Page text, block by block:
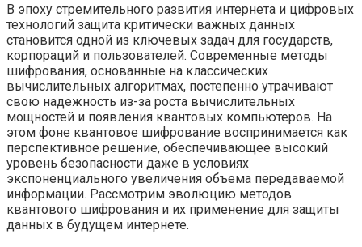
В эпоху стремительного развития интернета и цифровых
технологий защита критически важных данных
становится одной из ключевых задач для государств,
корпораций и пользователей. Современные методы
шифрования, основанные на классических
вычислительных алгоритмах, постепенно утрачивают
свою надежность из-за роста вычислительных
мощностей и появления квантовых компьютеров. На
этом фоне квантовое шифрование воспринимается как
перспективное решение, обеспечивающее высокий
уровень безопасности даже в условиях
экспоненциального увеличения объема передаваемой
информации. Рассмотрим эволюцию методов
квантового шифрования и их применение для защиты
данных в будущем интернете.